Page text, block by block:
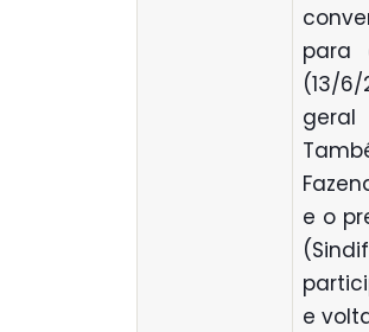
para
(13/
geral
e o
e